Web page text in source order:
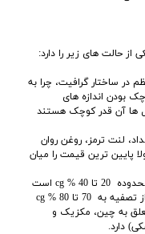
حالت های زیر را دارد:
در ساختار گرافیت، چرا به
بودن اندازه های
ها آن قدر کوچک هستند
لنت ترمز، روغن روان
پایین ترین قیمت را میان
درجۀ خلوص نوع آمورف در حالت غیر تصفیه، در محدوده 20 تا 40 % cg است
(cg= محتوای گرافیت). خلوص این نوع کربن پس از تصفیه به 70 تا 80 % cg
به چین، مکزیک و
دارد.